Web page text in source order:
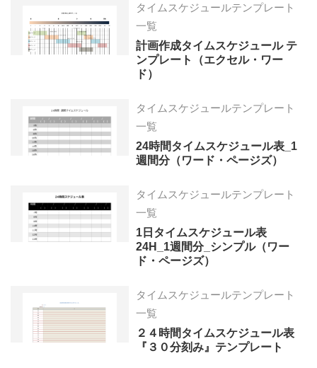
タイムスケジュールテンプレート
一覧
計画作成タイムスケジュール テ
ンプレート（エクセル・ワー
ド）
タイムスケジュールテンプレート
一覧
24時間タイムスケジュール表_1
週間分（ワード・ページズ）
タイムスケジュールテンプレート
一覧
1日タイムスケジュール表
24H_1週間分_シンプル（ワー
ド・ページズ）
タイムスケジュールテンプレート
一覧
２４時間タイムスケジュール表
『３０分刻み』テンプレート